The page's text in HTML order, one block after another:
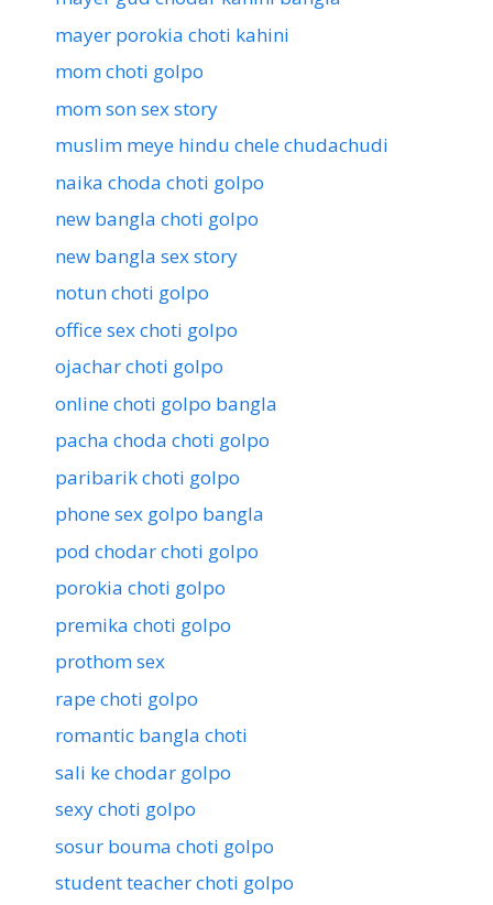
mayer porokia choti kahini
mom choti golpo
mom son sex story
muslim meye hindu chele chudachudi
naika choda choti golpo
new bangla choti golpo
new bangla sex story
notun choti golpo
office sex choti golpo
ojachar choti golpo
online choti golpo bangla
pacha choda choti golpo
paribarik choti golpo
phone sex golpo bangla
pod chodar choti golpo
porokia choti golpo
premika choti golpo
prothom sex
rape choti golpo
romantic bangla choti
sali ke chodar golpo
sexy choti golpo
sosur bouma choti golpo
student teacher choti golpo